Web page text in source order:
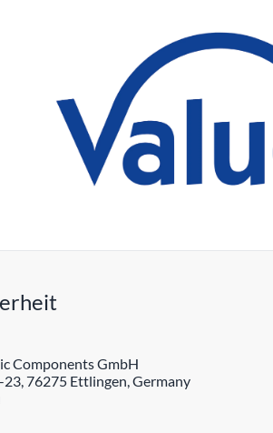
Components GmbH
76275 Ettlingen, Germany